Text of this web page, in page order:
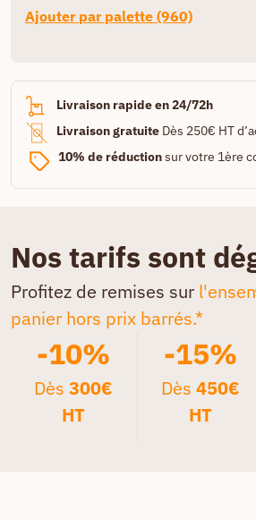
Ajouter par palette (960)
Livraison rapide en 24/72h
Livraison gratuite Dès 250€ HT
10% de réductionsur votre 1ère
Nos tarifs sont
Profitez de remises sur
panier hors prix barrés.*
-10%
Dès300€
HT
-15%
Dès 450€
HT